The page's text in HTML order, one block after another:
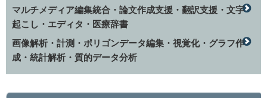
マルチメディア編集統合・論文作成支援・翻訳支援・文字
起こし・エディタ・医療辞書
画像解析・計測・ポリゴンデータ編集・視覚化・グラフ作
成・統計解析・質的データ分析